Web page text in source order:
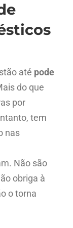
até pode
do que
por
tem
nas
Não são
obriga à
o torna